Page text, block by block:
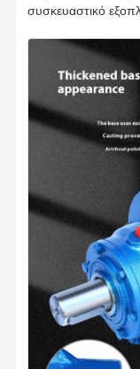
συσκευαστικό